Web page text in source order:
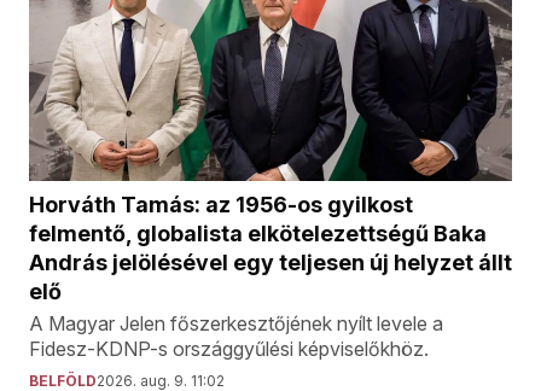
Horváth Tamás: az 1956-os gyilkost
felmentő, globalista elkötelezettségű Baka
András jelölésével egy teljesen új helyzet állt
elő
A Magyar Jelen főszerkesztőjének nyílt levele a
Fidesz-KDNP-s országgyűlési képviselőkhöz.
BELFÖLD2026. aug. 9. 11:02